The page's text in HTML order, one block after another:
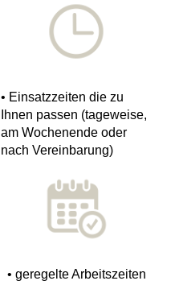
• Einsatzzeiten die zu
Ihnen passen (tageweise,
am Wochenende oder
nach Vereinbarung)
• geregelte Arbeitszeiten